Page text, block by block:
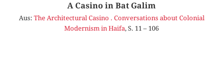
A Casino in Bat Galim
Aus: The Architectural Casino . Conversations about Colonial
Modernism in Haifa, S. 11 – 106